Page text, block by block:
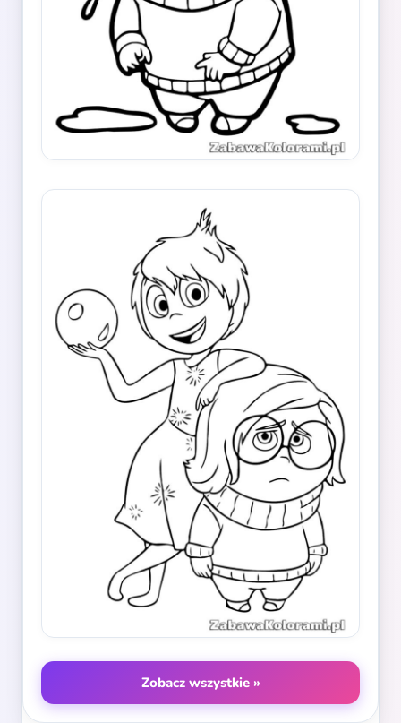
Zobacz wszystkie »